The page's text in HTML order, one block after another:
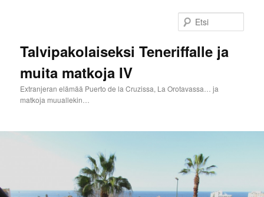
Talvipakolaiseksi Teneriffalle ja
muita matkoja IV
Extranjeran elämää Puerto de la Cruzissa, La Orotavassa… ja
matkoja muuallekin…